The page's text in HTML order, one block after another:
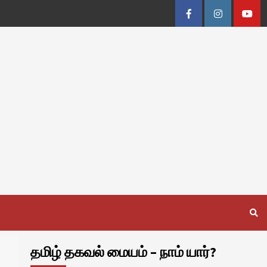
FacebookInstagram
தமிழ் தகவல் மையம் – நாம் யார்?